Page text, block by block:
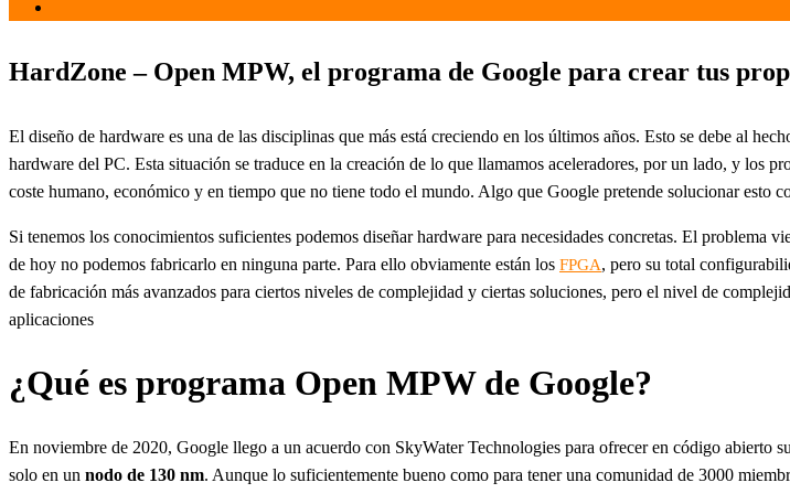
HardZone – Open MPW, el programa de Google para crear tus
El diseño de hardware es una de las disciplinas que más está creciendo en los últimos años. Esto se debe al
hardware del PC. Esta situación se traduce en la creación de lo que llamamos aceleradores, por un lado, y los
coste humano, económico y en tiempo que no tiene todo el mundo. Algo que Google pretende solucionar esto
Si tenemos los conocimientos suficientes podemos diseñar hardware para necesidades concretas. El problema
de hoy no podemos fabricarlo en ninguna parte. Para ello obviamente están los FPGA, pero su total
de fabricación más avanzados para ciertos niveles de complejidad y ciertas soluciones, pero el nivel de
aplicaciones
¿Qué es programa Open MPW de Google?
En noviembre de 2020, Google llego a un acuerdo con SkyWater Technologies para ofrecer en código abierto
solo en un nodo de 130 nm. Aunque lo suficientemente bueno como para tener una comunidad de 3000